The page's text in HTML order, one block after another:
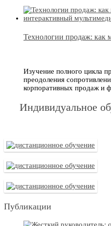
Технологии продаж: как
Изучение полного цикла
преодоления
корпоративных продаж и
Индивидуальное
Публикации